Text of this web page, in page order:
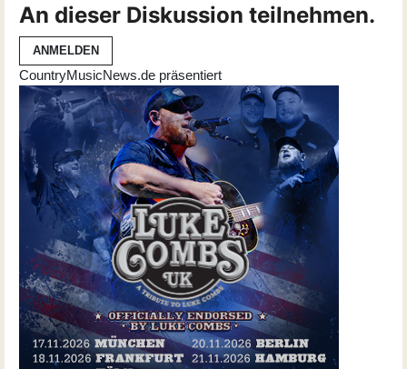
An dieser Diskussion teilnehmen.
ANMELDEN
CountryMusicNews.de präsentiert